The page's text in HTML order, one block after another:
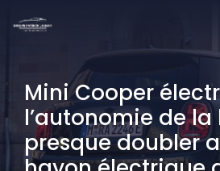
Mini Cooper
l’autonomie de
presque doubler